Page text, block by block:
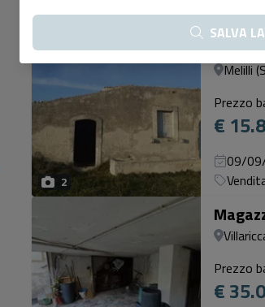
2
Melilli
Prezzo
€
09/
Prezzo
€
SALVA